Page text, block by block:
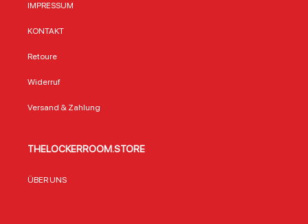
IMPRESSUM
KONTAKT
Retoure
Widerruf
Versand & Zahlung
THELOCKERROOM.STORE
ÜBER UNS